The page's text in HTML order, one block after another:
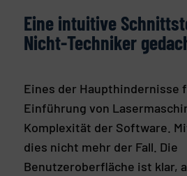
Eine intuitive
Nicht-Techniker
Eines der Haupthindernisse
Einführung von
Komplexität der Software.
dies nicht mehr der Fall. Die
Benutzeroberfläche ist klar,